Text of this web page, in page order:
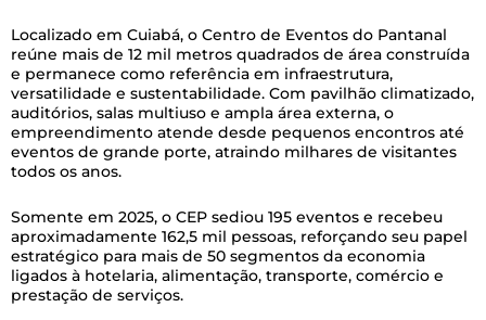
Localizado em Cuiabá, o Centro de Eventos do Pantanal
reúne mais de 12 mil metros quadrados de área construída
e permanece como referência em infraestrutura,
versatilidade e sustentabilidade. Com pavilhão climatizado,
auditórios, salas multiuso e ampla área externa, o
empreendimento atende desde pequenos encontros até
eventos de grande porte, atraindo milhares de visitantes
todos os anos.
Somente em 2025, o CEP sediou 195 eventos e recebeu
aproximadamente 162,5 mil pessoas, reforçando seu papel
estratégico para mais de 50 segmentos da economia
ligados à hotelaria, alimentação, transporte, comércio e
prestação de serviços.